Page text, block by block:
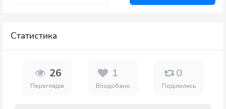
Статистика
26
Переглядів
1
Вподобано
0
Поділились